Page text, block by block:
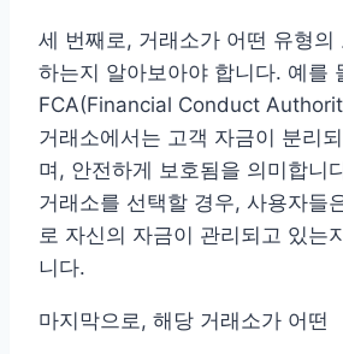
세 번째로, 거래소가 어떤 유형의
하는지 알아보아야 합니다. 예를
FCA(Financial Conduct
거래소에서는 고객 자금이 분리
며, 안전하게 보호됨을 의미합니
거래소를 선택할 경우, 사용자들
로 자신의 자금이 관리되고 있는
니다.
마지막으로, 해당 거래소가 어떤